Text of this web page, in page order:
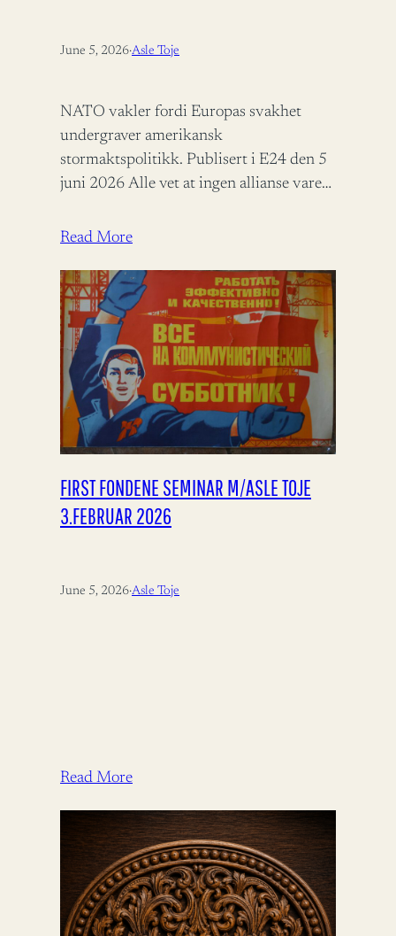
June 5, 2026·Asle Toje
NATO vakler fordi Europas svakhet
undergraver amerikansk
stormaktspolitikk. Publisert i E24 den 5
juni 2026 Alle vet at ingen allianse varer
på…
Read More
FIRST FONDENE SEMINAR M/ASLE TOJE
3.FEBRUAR 2026
June 5, 2026·Asle Toje
Read More